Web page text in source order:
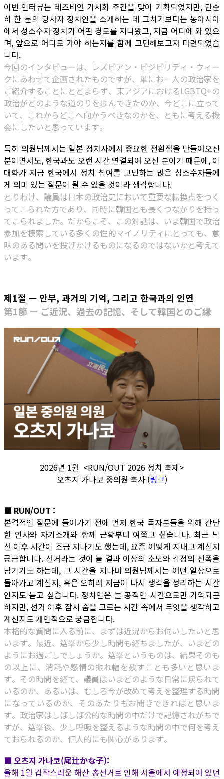
이번 인터뷰는 레즈비언 가시화 주간을 맞아 기획되었지만, 단순
히 한 분의 당사자 정치인을 소개하는 데 그치기보다는 동아시아
에서 성소수자 정치가 어떤 경로를 지나왔고, 지금 어디에 와 있으
며, 앞으로 어디로 가야 하는지를 함께 고민해보고자 마련되었습
니다.
今回のインタビューは、レズビアン・ビジビリティ・ウィー
クにあわせて企画されたものですが、単にお一人の政治家を
ご紹介することにとどまらず、東アジアにおけるLGBTQ+の
政治がどのような道のりを歩んできたのか、今どこに立って
いて、これからどこへ向かうべきなのかを、ともに考える機
会にしたいと思っています。
특히 의원님께서는 일본 정치사에서 중요한 전환점을 만들어오신
분이면서도, 한국과도 오랜 시간 연결되어 오신 분이기 때문에, 이
대화가 지금 한국에서 정치 참여를 고민하는 많은 성소수자들에
게 의미 있는 질문이 될 수 있을 것이라 생각합니다.
とりわけ、議員は日本の政治史において重要な転換点をつく
ってこられた方であり、同時に韓国とも長くつながりを持っ
てこられました。だからこそ、この対話は、いま韓国で政治
参加を模索している多くの性的マイノリティにとっても、意
味のある問いを投げかけるものになるのではないかと考えて
います。
제1절 — 안부, 과거의 기억, 그리고 한국과의 인연
第1節 — ご近況、過去の記憶、そして韓国とのご縁
2026년 1월 <RUN/OUT 2026 정치 축제>
오츠지 가나코 중의원 축사 (링크)
■ RUN/OUT :
본격적인 질문에 들어가기 전에 먼저 한국 독자분들을 위해 간단
한 인사와 자기소개와 함께 근황부터 여쭙고 싶습니다. 최근 낙
선 이후 시간이 조금 지나기도 했는데, 요즘 어떻게 지내고 계신지
궁금합니다. 선거라는 것이 늘 결과 이상의 소모와 감정의 진폭을
남기기도 하는데, 그 시간을 지나며 의원님께서는 어떤 일상으로
돌아가고 계신지, 혹은 오히려 지금이 다시 생각을 정리하는 시간
인지도 듣고 싶습니다. 정치인은 늘 공적인 시간으로만 기억되곤
하지만, 선거 이후 잠시 숨을 고르는 시간 속에서 무엇을 생각하고
계신지도 개인적으로 궁금합니다.
本格的な質問に入る前に、まずは近況からお伺いしたいと思
います。最近、選挙から少し時間も経ちましたが、いまどの
ようにお過ごしでしょうか。選挙というものは、結果そのも
の以上に、消耗や感情の振れ幅を残すことも多いと思いま
す。その時間を経て、議員はいまどのような日常に戻られて
いるのか、あるいは、むしろ今が改めて考えを整理する時間
になっているのか、そのあたりもお聞きできればと思いま
す。政治家はしばしば公的な時間の中だけで記憶されがちで
すが、選挙後、少し呼吸を整えるような時間の中で何を考え
ておられるのか、個人的にも関心があります。
■ 오츠지 가나코(尾辻かな子):
올해 1월 갑작스러운 해산 총선거로 인해 서울에서 예정되어 있던